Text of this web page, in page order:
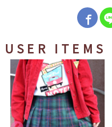
USER ITEMS